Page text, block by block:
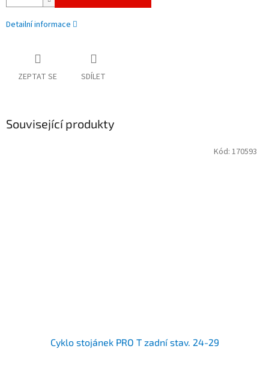
Detailní informace
ZEPTAT SE SDÍLET
Související produkty
Cyklo stojánek PRO T zadní stav. 24-29
Kód: 170593